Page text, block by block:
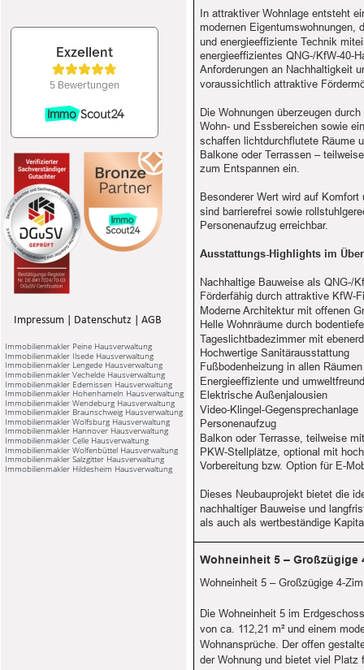
Impressum Datenschutz AGB
Immobilienmakler Peine Hausverwaltung
Immobilienmakler Ilsede Hausverwaltung
Immobilienmakler Lengede Hausverwaltung
Immobilienmakler Vechelde Hausverwaltung
Immobilienmakler Edemissen Hausverwaltung
Immobilienmakler Hohenhameln Hausverwaltung
Immobilienmakler Wendeburg Hausverwaltung
Immobilienmakler Braunschweig Hausverwaltung
Immobilienmakler Wolfsburg Hausverwaltung
Immobilienmakler Hannover Hausverwaltung
Immobilienmakler Celle Hausverwaltung
Immobilienmakler Wolfenbüttel Hausverwaltung
Immobilienmakler Salzgitter Hausverwaltung
Immobilienmakler Hildesheim Hausverwaltung
In attraktiver Wohnlage entsteht
modernen
und energieeffiziente Technik
energieeffizientes QNG-/KfW-40-
Anforderungen an Nachhaltigkeit
voraussichtlich attraktive
Die Wohnungen überzeugen
Wohn- und Essbereichen sowie
schaffen lichtdurchflutete Räume
Balkone oder Terrassen –
zum Entspannen ein.
Besonderer Wert wird auf
sind barrierefrei sowie
Personenaufzug erreichbar.
Ausstattungs-Highlights im
Nachhaltige Bauweise als QNG-/
Förderfähig durch attraktive KfW-
Moderne Architektur mit offenen
Helle Wohnräume durch
Tageslichtbadezimmer mit
Hochwertige Sanitärausstattung
Fußbodenheizung in allen Räumen
Energieeffiziente und
Elektrische Außenjalousien
Video-Klingel-Gegensprechanlage
Personenaufzug
Balkon oder Terrasse, teilweise
PKW-Stellplätze, optional mit
Vorbereitung bzw. Option für E-
Dieses Neubauprojekt bietet die
nachhaltiger Bauweise und
als auch als wertbeständige
Wohneinheit 5 – Großzügige 4-
Die Wohneinheit 5 im
von ca. 112,21 m² und einem
Wohnansprüche. Der offen
der Wohnung und bietet viel Platz
Wohneinheit 5 – Großzügige